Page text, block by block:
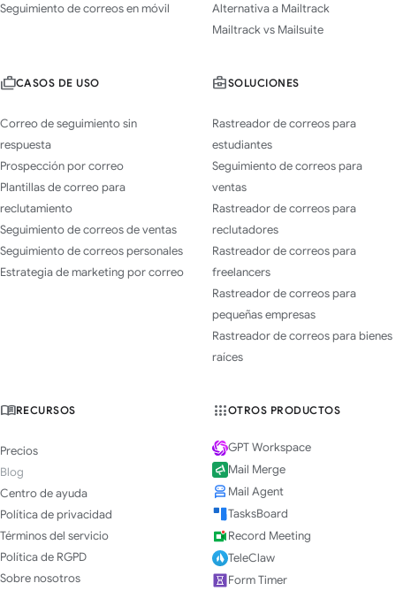
Seguimiento de correos en móvil
Alternativa a Mailtrack
Mailtrack vs Mailsuite
CASOS DE USO
Correo de seguimiento sin
respuesta
Prospección por correo
Plantillas de correo para
reclutamiento
Seguimiento de correos de ventas
Seguimiento de correos personales
Estrategia de marketing por correo
SOLUCIONES
Rastreador de correos para
estudiantes
Seguimiento de correos para
ventas
Rastreador de correos para
reclutadores
Rastreador de correos para
freelancers
Rastreador de correos para
pequeñas empresas
Rastreador de correos para bienes
raíces
RECURSOS
Precios
Blog
Centro de ayuda
Política de privacidad
Términos del servicio
Política de RGPD
Sobre nosotros
OTROS PRODUCTOS
GPT Workspace
Mail Merge
Mail Agent
TasksBoard
Record Meeting
TeleClaw
Form Timer